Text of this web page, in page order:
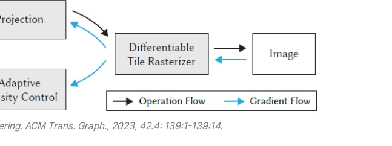
ACM Trans. Graph., 2023, 42.4: 139:1-139:14.